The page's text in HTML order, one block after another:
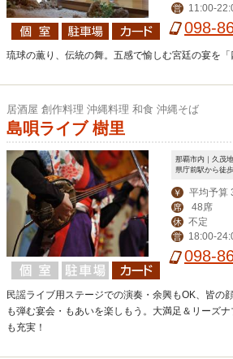
営 11:00-
098-
琉球の薫り、伝統の舞。五感で愉しむ宮廷の宴を「
居酒屋 創作料理 沖縄料理 和食 沖縄そば
島唄ライブ 樹里
那覇市内｜久茂
県庁前駅から徒
￥ 平均予算
席 48席
休 不定
営 18:00-
098-
民謡ライブ用ステージでの演奏・余興もOK、皆の
も弾む宴会・もあいを楽しもう。大満足＆リーズ
も充実！